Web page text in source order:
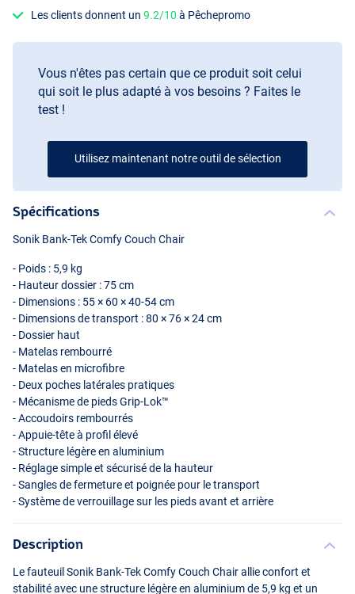
Les clients donnent un9.2/10 à Pêchepromo
Vous n'êtes pas certain que ce produit soit celui
qui soit le plus adapté à vos besoins ? Faites le
test !
Utilisez maintenant notre outil de sélection
Spécifications
Sonik Bank-Tek Comfy Couch Chair
- Poids : 5,9 kg
- Hauteur dossier : 75 cm
- Dimensions : 55 × 60 × 40-54 cm
- Dimensions de transport : 80 × 76 × 24 cm
- Dossier haut
- Matelas rembourré
- Matelas en microfibre
- Deux poches latérales pratiques
- Mécanisme de pieds Grip-Lok™
- Accoudoirs rembourrés
- Appuie-tête à profil élevé
- Structure légère en aluminium
- Réglage simple et sécurisé de la hauteur
- Sangles de fermeture et poignée pour le transport
- Système de verrouillage sur les pieds avant et arrière
Description
Le fauteuil Sonik Bank-Tek Comfy Couch Chair allie confort et
stabilité avec une structure légère en aluminium de 5,9 kg et un